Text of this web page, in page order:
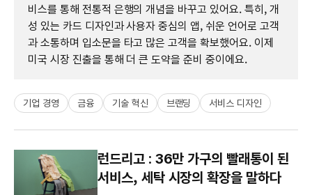
비스를 통해 전통적 은행의 개념을 바꾸고 있어요. 특히, 개
성 있는 카드 디자인과 사용자 중심의 앱, 쉬운 언어로 고객
과 소통하며 입소문을 타고 많은 고객을 확보했어요. 이제
미국 시장 진출을 통해 더 큰 도약을 준비 중이에요.
기업 경영 금융 기술 혁신 브랜딩 서비스 디자인
런드리고 : 36만 가구의 빨래통이 된
서비스, 세탁 시장의 확장을 말하다